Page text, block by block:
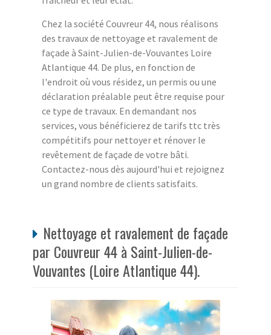
Chez la société Couvreur 44, nous réalisons
des travaux de nettoyage et ravalement de
façade à Saint-Julien-de-Vouvantes Loire
Atlantique 44. De plus, en fonction de
l'endroit où vous résidez, un permis ou une
déclaration préalable peut être requise pour
ce type de travaux. En demandant nos
services, vous bénéficierez de tarifs ttc très
compétitifs pour nettoyer et rénover le
revêtement de façade de votre bâti.
Contactez-nous dès aujourd'hui et rejoignez
un grand nombre de clients satisfaits.
Nettoyage et ravalement de façade
par Couvreur 44 à Saint-Julien-de-
Vouvantes (Loire Atlantique 44).